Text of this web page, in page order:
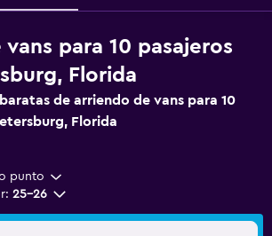
para 10 pasajeros
Florida
de arriendo de vans para 10
Florida
punto
25-26